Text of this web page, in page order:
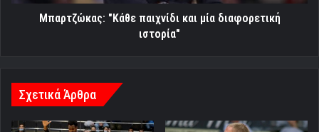
Μπαρτζώκας: "Κάθε παιχνίδι και μία διαφορετική
ιστορία"
Σχετικά Άρθρα